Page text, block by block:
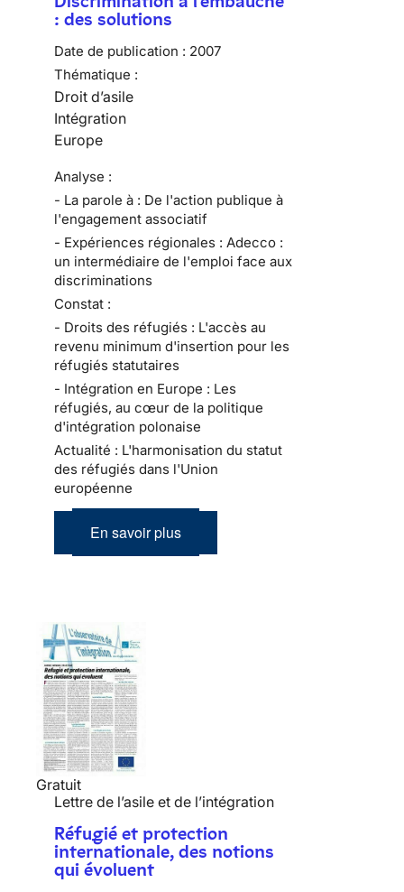
: des solutions
Date de publication : 2007
Thématique :
Droit d’asile
Intégration
Europe
Analyse :
- La parole à : De l'action publique à
l'engagement associatif
- Expériences régionales : Adecco :
un intermédiaire de l'emploi face aux
discriminations
Constat :
- Droits des réfugiés : L'accès au
revenu minimum d'insertion pour les
réfugiés statutaires
- Intégration en Europe : Les
réfugiés, au cœur de la politique
d'intégration polonaise
Actualité : L'harmonisation du statut
des réfugiés dans l'Union
européenne
En savoir plus
Gratuit
Lettre de l’asile et de l’intégration
Réfugié et protection
internationale, des notions
qui évoluent